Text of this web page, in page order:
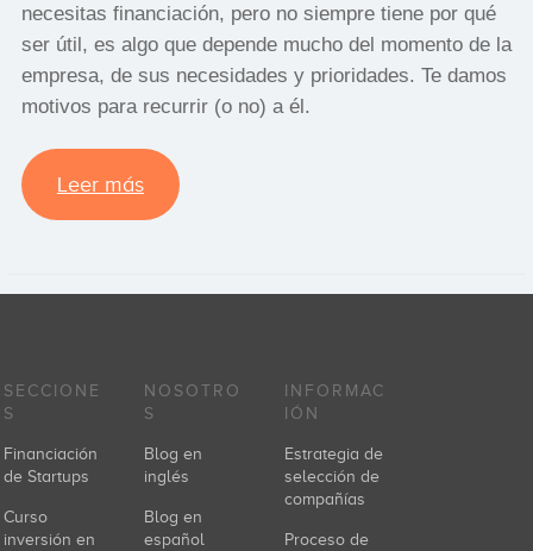
necesitas financiación, pero no siempre tiene por qué
ser útil, es algo que depende mucho del momento de la
empresa, de sus necesidades y prioridades. Te damos
motivos para recurrir (o no) a él.
Leer más
SECCIONE
S
Financiación
de Startups
Curso
inversión en
NOSOTRO
S
Blog en
inglés
Blog en
español
INFORMAC
IÓN
Estrategia de
selección de
compañías
Proceso de